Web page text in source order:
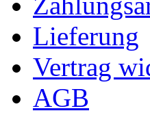
Lieferung
Vertrag
AGB